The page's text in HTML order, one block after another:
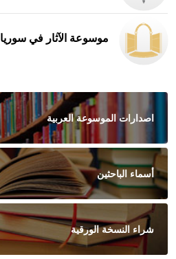
موسوعة الآثار في سوريا
اصدارات الموسوعة العربية
أسماء الباحثين
شراء النسخة الورقية